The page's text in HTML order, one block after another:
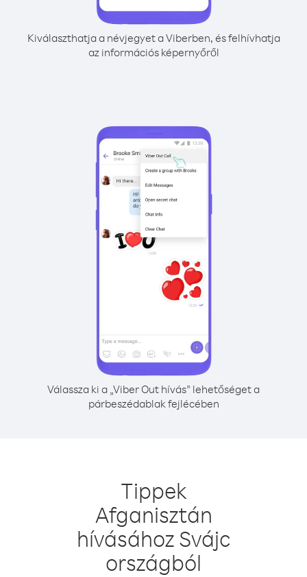
Kiválaszthatja a névjegyet a Viberben, és felhívhatja
az információs képernyőről
Válassza ki a „Viber Out hívás” lehetőséget a
párbeszédablak fejlécében
Tippek
Afganisztán
hívásához Svájc
országból